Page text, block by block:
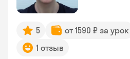
5 от 1590 ₽ за урок
1 отзыв